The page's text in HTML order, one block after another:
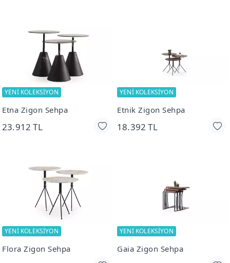
YENİ KOLEKSİYON
Etna Zigon Sehpa
23.912 TL
YENİ KOLEKSİYON
Etnik Zigon Sehpa
18.392 TL
YENİ KOLEKSİYON
Flora Zigon Sehpa
YENİ KOLEKSİYON
Gaia Zigon Sehpa